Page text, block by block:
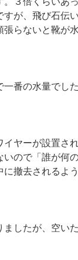
が、飛び石伝
らないと靴が
番の水量でした
ヤーが設置さ
ので「誰が何
撤去されるよう
したが、空い